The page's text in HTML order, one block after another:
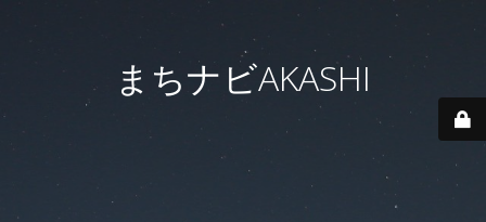
まちナビAKASHI